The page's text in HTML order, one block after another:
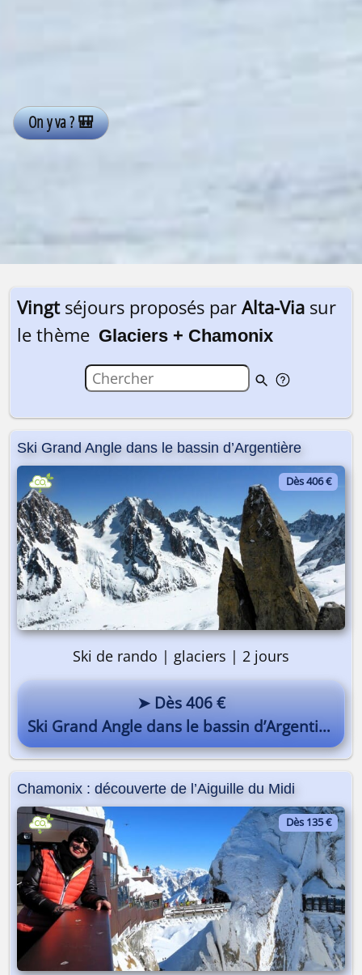
Vingtséjours proposés par Alta-Via sur
le thème Glaciers + Chamonix
Ski Grand Angle dans le bassin d’Argentière
Dès 406 €
Ski de rando | glaciers | 2 jours
➤ Dès 406 €
Ski Grand Angle dans le bassin d’Argentière
Chamonix : découverte de l’Aiguille du Midi
Dès 135 €